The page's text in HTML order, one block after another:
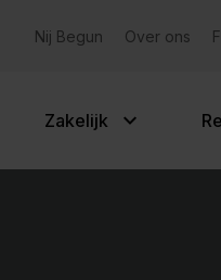
Nij Begun Over ons
Zakelijk